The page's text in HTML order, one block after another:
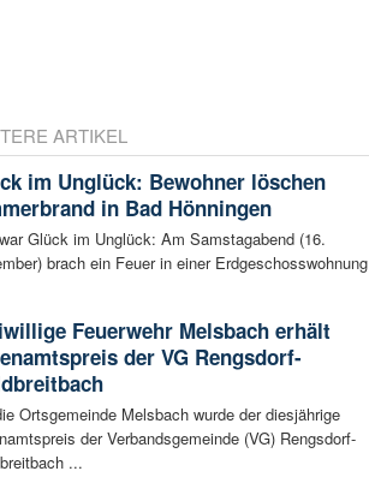
ARTIKEL
im Unglück: Bewohner löschen
in Bad Hönningen
Glück im Unglück: Am Samstagabend (16.
brach ein Feuer in einer Erdgeschosswohnung
Feuerwehr Melsbach erhält
der VG Rengsdorf-
Ortsgemeinde Melsbach wurde der diesjährige
der Verbandsgemeinde (VG) Rengsdorf-
...